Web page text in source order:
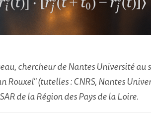
chercheur de Nantes Université
Rouxel" (tutelles : CNRS, Nantes
de la Région des Pays de la Loire.